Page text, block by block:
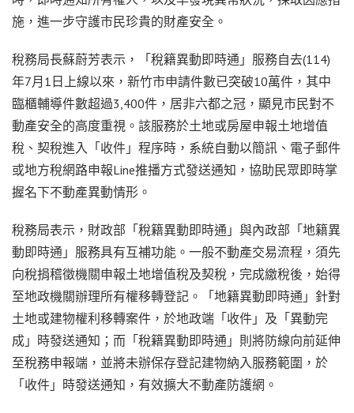
施，進一步守護市民珍貴的財產安全。
稅務局長蘇蔚芳表示，「稅籍異動即時通」服務自去(114)
年7月1日上線以來，新竹市申請件數已突破10萬件，其中
臨櫃輔導件數超過3,400件，居非六都之冠，顯見市民對不
動產安全的高度重視。該服務於土地或房屋申報土地增值
稅、契稅進入「收件」程序時，系統自動以簡訊、電子郵件
或地方稅網路申報Line推播方式發送通知，協助民眾即時掌
握名下不動產異動情形。
稅務局表示，財政部「稅籍異動即時通」與內政部「地籍異
動即時通」服務具有互補功能。一般不動產交易流程，須先
向稅捐稽徵機關申報土地增值稅及契稅，完成繳稅後，始得
至地政機關辦理所有權移轉登記。「地籍異動即時通」針對
土地或建物權利移轉案件，於地政端「收件」及「異動完
成」時發送通知；而「稅籍異動即時通」則將防線向前延伸
至稅務申報端，並將未辦保存登記建物納入服務範圍，於
「收件」時發送通知，有效擴大不動產防護網。